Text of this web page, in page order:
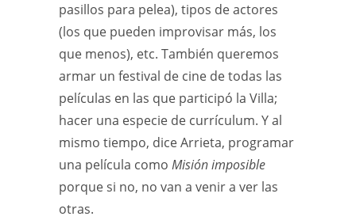
pasillos para pelea), tipos de actores
(los que pueden improvisar más, los
que menos), etc. También queremos
armar un festival de cine de todas las
películas en las que participó la Villa;
hacer una especie de currículum. Y al
mismo tiempo, dice Arrieta, programar
una película como Misión imposible
porque si no, no van a venir a ver las
otras.